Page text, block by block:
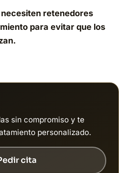
necesiten retenedores
para evitar que los
sin compromiso y te
personalizado.
cita